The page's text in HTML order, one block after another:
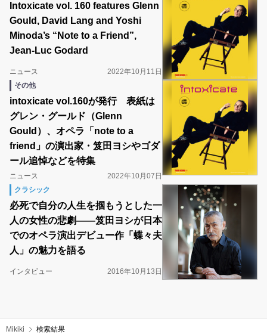
Intoxicate vol. 160 features Glenn
Gould, David Lang and Yoshi
Minoda’s “Note to a Friend”,
Jean-Luc Godard
ニュース
2022年10月11日
その他
intoxicate vol.160が発行 表紙は
グレン・グールド（Glenn
Gould）、オペラ「note to a
friend」の演出家・笈田ヨシやゴダ
ール追悼などを特集
ニュース
2022年10月07日
クラシック
必死で自分の人生を掴もうとした一
人の女性の悲劇――笈田ヨシが日本
でのオペラ演出デビュー作「蝶々夫
人」の魅力を語る
インタビュー 2016年10月13日
Mikiki 検索結果